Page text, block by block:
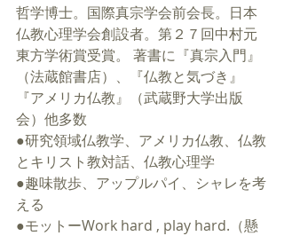
哲学博士。国際真宗学会前会長。日本
仏教心理学会創設者。第２７回中村元
東方学術賞受賞。 著書に『真宗入門』
（法蔵館書店）、『仏教と気づき』
『アメリカ仏教』（武蔵野大学出版
会）他多数
●研究領域仏教学、アメリカ仏教、仏教
とキリスト教対話、仏教心理学
●趣味散歩、アップルパイ、シャレを考
える
●モットーWork hard , play hard.（懸